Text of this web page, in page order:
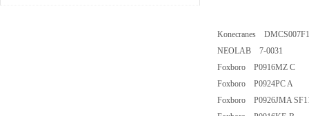
Konecranes
NEOLAB 7-0031
Foxboro P0916MZ C
Foxboro P0924PC A
Foxboro P0926JMA